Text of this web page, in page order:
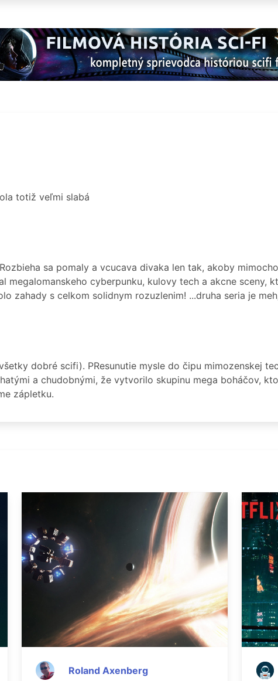
totiž veľmi slabá
sa pomaly a vcucava divaka len tak, akoby
megalomanskeho cyberpunku, kulovy tech a akcne sceny,
zahady s celkom solidnym rozuzlenim! ...druha seria je
dobré scifi). PResunutie mysle do čipu mimozenskej
a chudobnými, že vytvorilo skupinu mega boháčov,
zápletku.
Roland Axenberg